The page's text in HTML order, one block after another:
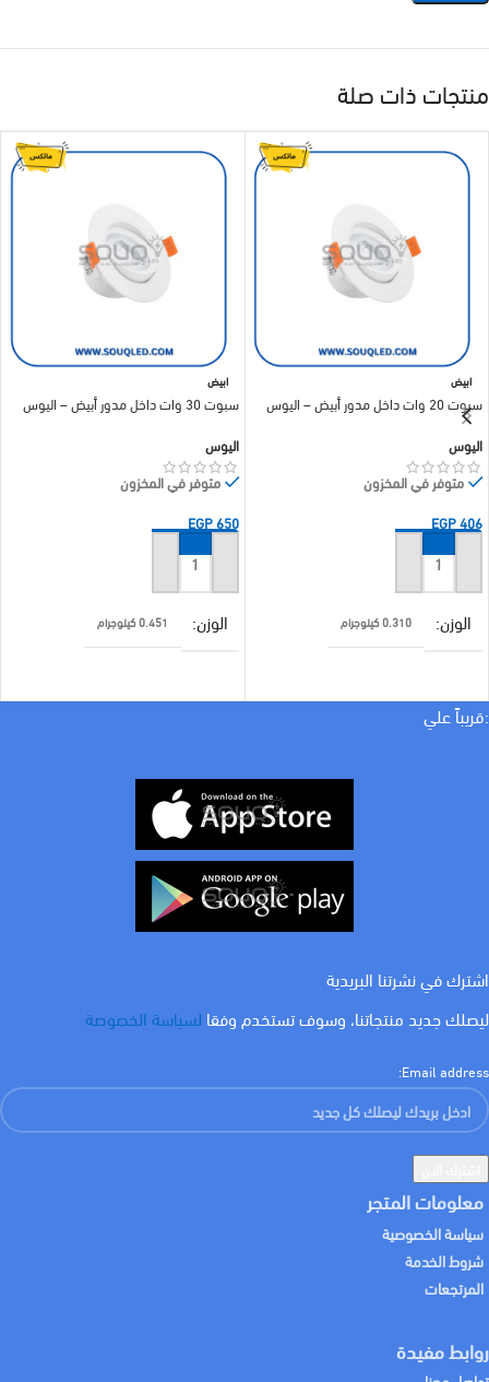
منتجات ذات صلة
ابيض
سبوت 20 وات داخل مدور أبيض – اليوس
اليوس
متوفر في المخزون
EGP406
إضافة إلى السلة
الوزن 0.310 كيلوجرام
ابيض
سبوت 30 وات داخل مدور أبيض – اليوس
اليوس
متوفر في المخزون
EGP650
إضافة إلى السلة
الوزن 0.451 كيلوجرام
WATT
30 w
:قريباً علي
اشترك في نشرتنا البريدية
ليصلك جديد منتجاتنا، وسوف تستخدم وفقا لسياسة الخصوصة
Email address:
معلومات المتجر
سياسة الخصوصية
شروط الخدمة
المرتجعات
روابط مفيدة